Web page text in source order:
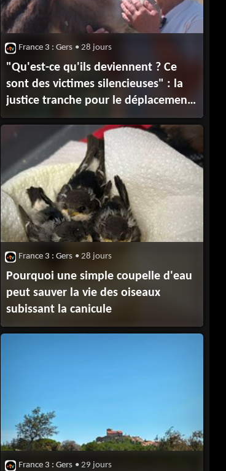
France 3 : Gers • 28 jours
"Qu'est-ce qu'ils deviennent ? Ce
sont des victimes silencieuses" : la
justice tranche pour le déplacement
de 230 animaux pensionnaires
d'un sanctuaire
France 3 : Gers • 28 jours
Pourquoi une simple coupelle d'eau
peut sauver la vie des oiseaux
subissant la canicule
France 3 : Gers • 29 jours